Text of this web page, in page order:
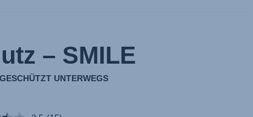
– SMILE
UNTERWEGS